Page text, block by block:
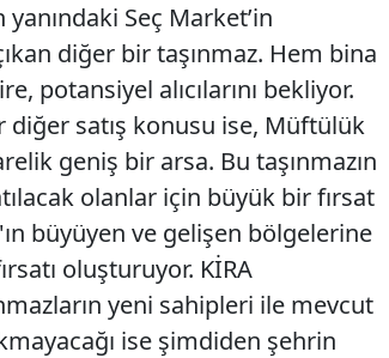
yanındaki Seç Market’in
diğer bir taşınmaz. Hem bina
potansiyel alıcılarını bekliyor.
diğer satış konusu ise, Müftülük
geniş bir arsa. Bu taşınmazın
olanlar için büyük bir fırsat
büyüyen ve gelişen bölgelerine
oluşturuyor. KİRA
yeni sahipleri ile mevcut
ise şimdiden şehrin